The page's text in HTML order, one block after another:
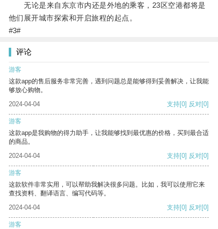
无论是来自东京市内还是外地的乘客，23区空港都将是
他们展开城市探索和开启旅程的起点。
#3#
评论
游客
这款app的售后服务非常完善，遇到问题总是能够得到妥善解决，让我能
够放心购物。
2024-04-04
支持[0] 反对[0]
游客
这款app是我购物的得力助手，让我能够找到最优惠的价格，买到最合适
的商品。
2024-04-04
支持[0] 反对[0]
游客
这款软件非常实用，可以帮助我解决很多问题。比如，我可以使用它来
查找资料、翻译语言、编写代码等。
2024-04-04
支持[0] 反对[0]
游客